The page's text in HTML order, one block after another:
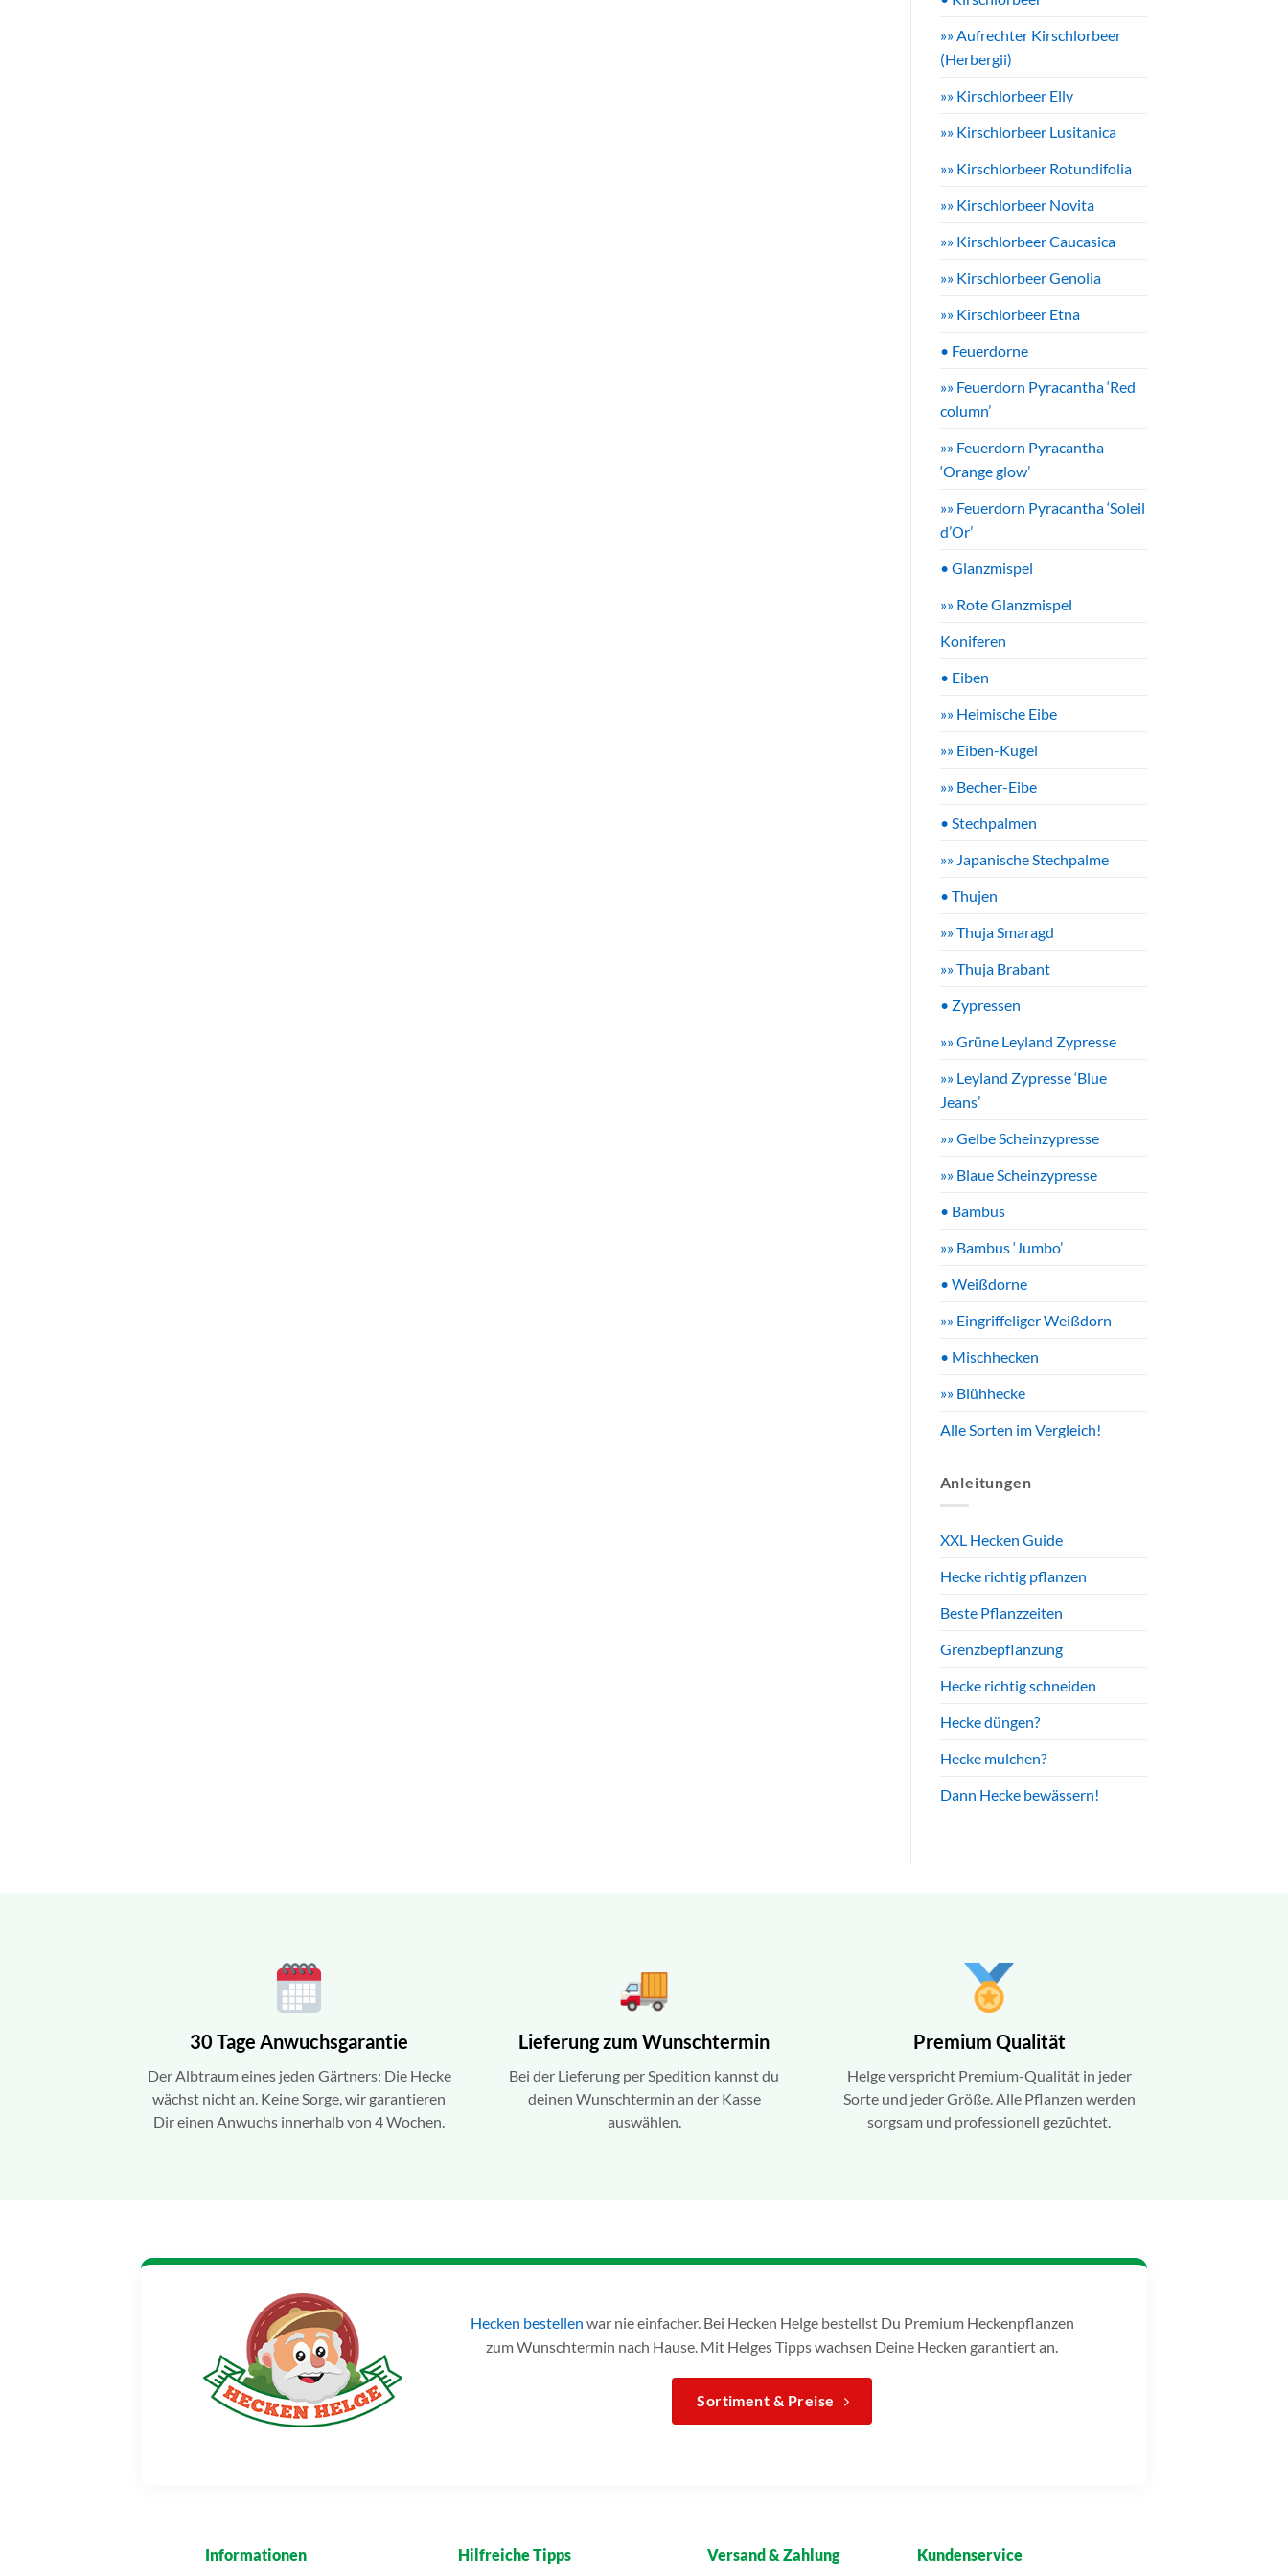
»» Aufrechter Kirschlorbeer
(Herbergii)
»» Kirschlorbeer Elly
»» Kirschlorbeer Lusitanica
»» Kirschlorbeer Rotundifolia
»» Kirschlorbeer Novita
»» Kirschlorbeer Caucasica
»» Kirschlorbeer Genolia
»» Kirschlorbeer Etna
• Feuerdorne
»» Feuerdorn Pyracantha ‘Red
column’
»» Feuerdorn Pyracantha
‘Orange glow’
»» Feuerdorn Pyracantha ‘Soleil
d’Or’
• Glanzmispel
»» Rote Glanzmispel
Koniferen
• Eiben
»» Heimische Eibe
»» Eiben-Kugel
»» Becher-Eibe
• Stechpalmen
»» Japanische Stechpalme
• Thujen
»» Thuja Smaragd
»» Thuja Brabant
• Zypressen
»» Grüne Leyland Zypresse
»» Leyland Zypresse ‘Blue
Jeans’
»» Gelbe Scheinzypresse
»» Blaue Scheinzypresse
• Bambus
»» Bambus ‘Jumbo’
• Weißdorne
»» Eingriffeliger Weißdorn
• Mischhecken
»» Blühhecke
Alle Sorten im Vergleich!
Anleitungen
XXL Hecken Guide
Hecke richtig pflanzen
Beste Pflanzzeiten
Grenzbepflanzung
Hecke richtig schneiden
Hecke düngen?
Hecke mulchen?
Dann Hecke bewässern!
30 Tage Anwuchsgarantie
Der Albtraum eines jeden Gärtners: Die Hecke
wächst nicht an. Keine Sorge, wir garantieren
Dir einen Anwuchs innerhalb von 4 Wochen.
Lieferung zum Wunschtermin
Bei der Lieferung per Spedition kannst du
deinen Wunschtermin an der Kasse
auswählen.
Premium Qualität
Helge verspricht Premium-Qualität in jeder
Sorte und jeder Größe. Alle Pflanzen werden
sorgsam und professionell gezüchtet.
Hecken bestellen war nie einfacher. Bei Hecken Helge bestellst Du Premium Heckenpflanzen
zum Wunschtermin nach Hause. Mit Helges Tipps wachsen Deine Hecken garantiert an.
Sortiment & Preise
Informationen Hilfreiche Tipps Versand & Zahlung Kundenservice